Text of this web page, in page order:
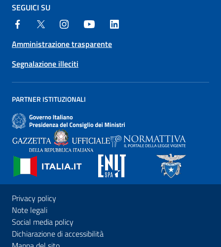
SEGUICI SU
Amministrazione trasparente
Segnalazione illeciti
PARTNER ISTITUZIONALI
Privacy policy
Note legali
Social media policy
Dichiarazione di accessibilità